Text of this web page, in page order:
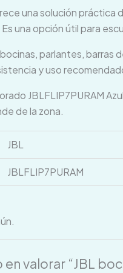
una solución
una opción útil para
parlantes, barras
y uso
JBLFLIP7PURAM
de la zona.
JBL
JBLFLIP7PURAM
valorar “JBL